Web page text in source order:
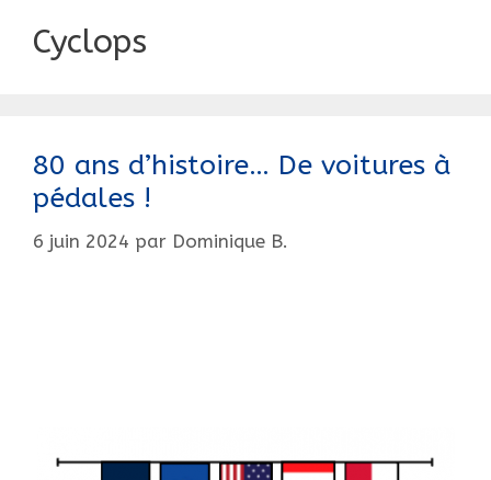
Cyclops
80 ans d’histoire… De voitures à
pédales !
6 juin 2024 par Dominique B.